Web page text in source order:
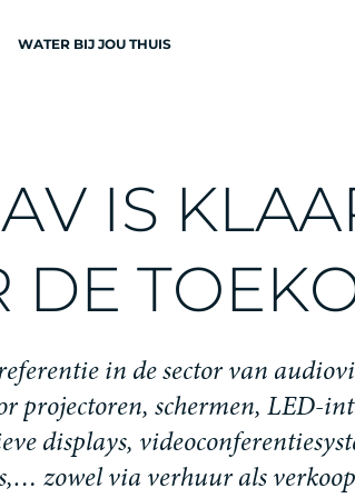
WATER BIJ JOU THUIS
AV IS KLAA
DE TOEK
eferentie in de sector van audiovi
r projectoren, schermen, LED-int
eve displays, videoconferentiesyst
,… zowel via verhuur als verkoop